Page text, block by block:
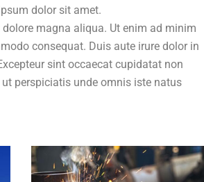
dolor sit amet.
magna aliqua. Ut enim ad minim
consequat. Duis aute irure dolor in
sint occaecat cupidatat non
perspiciatis unde omnis iste natus